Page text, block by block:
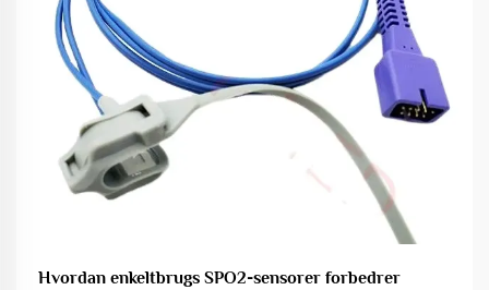
Hvordan enkeltbrugs SPO2-sensorer forbedrer